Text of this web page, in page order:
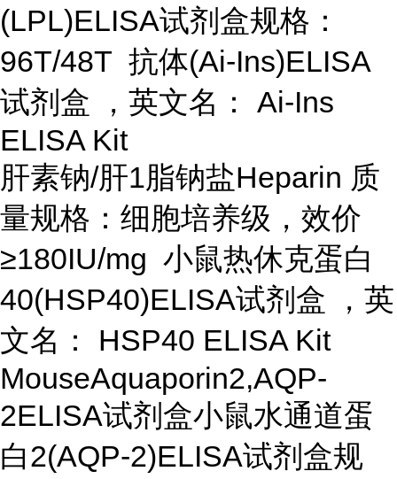
(LPL)ELISA试剂盒规格：
96T/48T 抗体(Ai-Ins)ELISA
试剂盒 ，英文名： Ai-Ins
ELISA Kit
肝素钠/肝1脂钠盐Heparin 质
量规格：细胞培养级，效价
≥180IU/mg 小鼠热休克蛋白
40(HSP40)ELISA试剂盒 ，英
文名： HSP40 ELISA Kit
MouseAquaporin2,AQP-
2ELISA试剂盒小鼠水通道蛋
白2(AQP-2)ELISA试剂盒规